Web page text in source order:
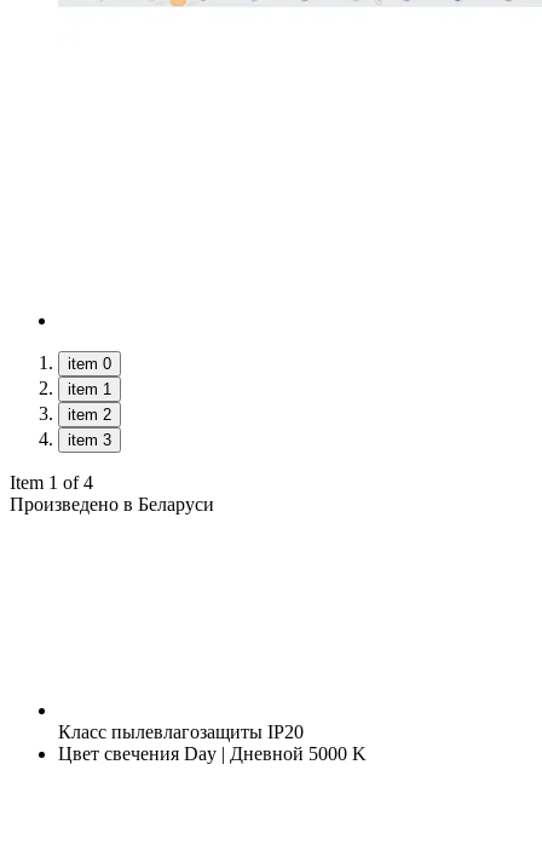
item 0
item 1
item 2
item 3
Item 1 of 4
Произведено в Беларуси
Класс пылевлагозащиты IP20
Цвет свечения Day | Дневной 5000 K